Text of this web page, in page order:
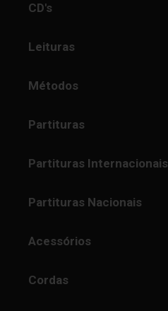
CD's
Leituras
Métodos
Partituras
Partituras Internacionais
Partituras Nacionais
Acessórios
Cordas